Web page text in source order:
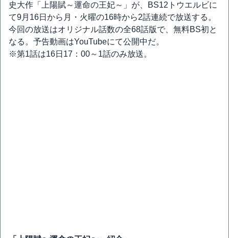
史大作「上陽賦～運命の王妃～」が、BS12トウエルビに
て9月16日から月・火曜の16時から2話連続で放送する。
今回の放送はオリジナル話数の全68話版で、無料BS初と
なる。予告動画はYouTubeにて公開中だ。
※第1話は16日17：00～1話のみ放送。